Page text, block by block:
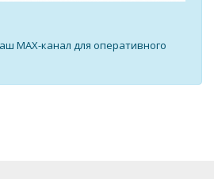
MAX-канал для оперативного